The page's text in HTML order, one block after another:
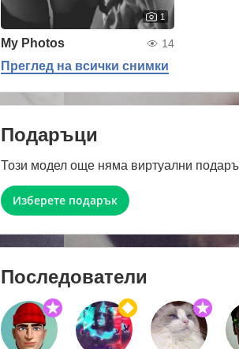
1
My Photos 14
Преглед на всички снимки
Подаръци
Този модел още няма виртуални
Изберете подарък
Последователи